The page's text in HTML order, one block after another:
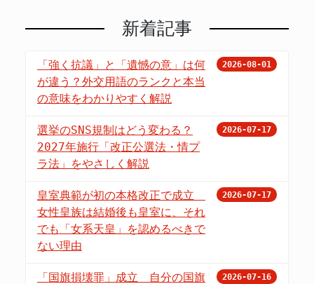
新着記事
「強く抗議」と「遺憾の意」は何
が違う？外交用語のランクと本当
の意味をわかりやすく解説
2026-08-01
選挙のSNS規制はどう変わる？
2027年施行「改正公選法・情プ
ラ法」をやさしく解説
2026-07-17
皇室典範が初の本格改正で成立
女性皇族は結婚後も皇室に、それ
でも「女系天皇」を認めるべきで
ない理由
2026-07-17
「国旗損壊罪」成立 自分の国旗 2026-07-16